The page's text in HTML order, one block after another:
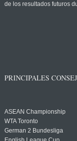
de los resultados futuros
PRINCIPALES
ASEAN Championship
WTA Toronto
German 2 Bundesliga